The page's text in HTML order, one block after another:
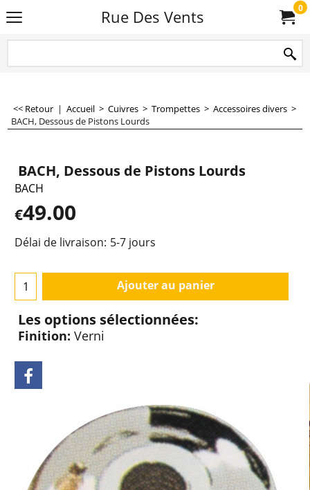
Rue Des Vents 0
<< Retour | Accueil > Cuivres > Trompettes > Accessoires divers >
BACH, Dessous de Pistons Lourds
BACH, Dessous de Pistons Lourds
BACH
€49.00
Délai de livraison: 5-7 jours
Ajouter au panier
Les options sélectionnées:
Finition: Verni